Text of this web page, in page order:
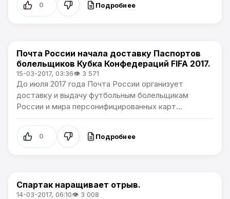
0 Подробнее
Новости футбола
Почта России начала доставку Паспортов
болельщиков Кубка Конфедераций FIFA 2017.
15-03-2017, 03:36👁 3 571
До июля 2017 года Почта России организует
доставку и выдачу футбольным болельщикам
России и мира персонифицированных карт...
0 Подробнее
Премьер лига
Спартак наращивает отрыв.
14-03-2017, 06:10👁 3 008